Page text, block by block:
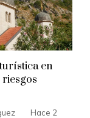
en
Hace 2